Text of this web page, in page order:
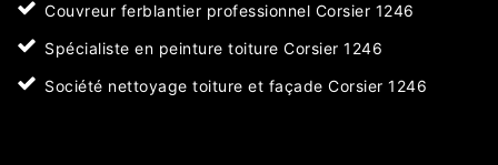
Couvreur ferblantier professionnel Corsier 1246
Spécialiste en peinture toiture Corsier 1246
Société nettoyage toiture et façade Corsier 1246